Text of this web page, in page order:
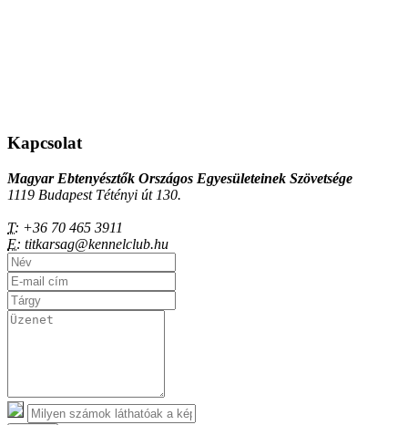
Kapcsolat
Magyar Ebtenyésztők Országos Egyesületeinek Szövetsége
1119 Budapest Tétényi út 130.
T: +36 70 465 3911
E: titkarsag@kennelclub.hu